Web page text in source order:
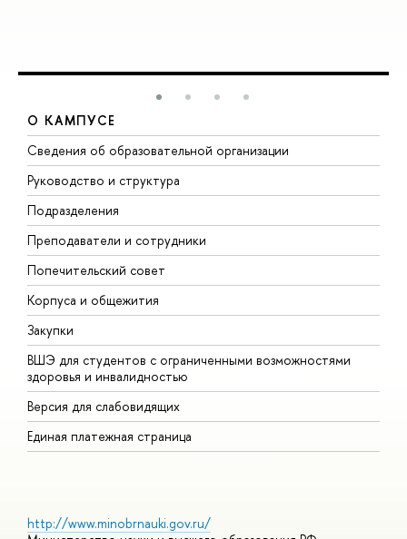
О КАМПУСЕ
Сведения об образовательной организации
Руководство и структура
Подразделения
Преподаватели и сотрудники
Попечительский совет
Корпуса и общежития
Закупки
ВШЭ для студентов с ограниченными возможностями
здоровья и инвалидностью
Версия для слабовидящих
Единая платежная страница
http://www.minobrnauki.gov.ru/